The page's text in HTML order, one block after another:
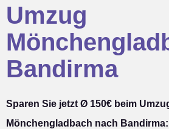
Umzug
Bandirma
Sparen Sie jetzt Ø 150€ beim
Mönchengladbach nach Bandirma: